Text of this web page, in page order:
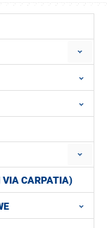
VIA CARPATIA)